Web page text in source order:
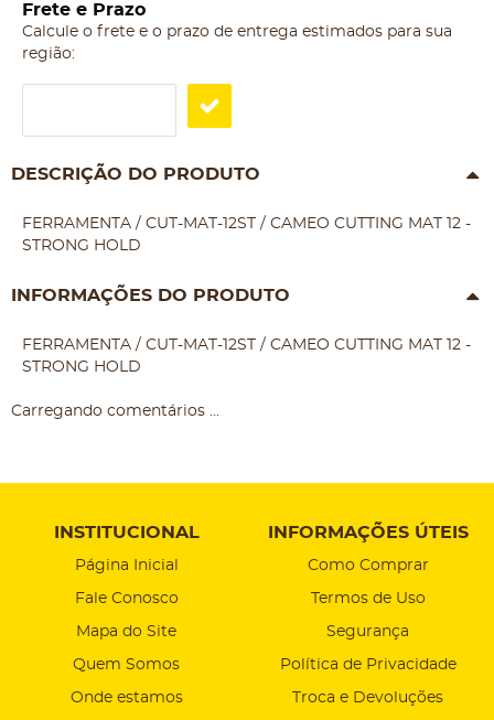
Frete e Prazo
Calcule o frete e o prazo de entrega estimados para sua
região:
DESCRIÇÃO DO PRODUTO
FERRAMENTA / CUT-MAT-12ST / CAMEO CUTTING MAT 12 -
STRONG HOLD
INFORMAÇÕES DO PRODUTO
FERRAMENTA / CUT-MAT-12ST / CAMEO CUTTING MAT 12 -
STRONG HOLD
Carregando comentários ...
INSTITUCIONAL
Página Inicial
Fale Conosco
Mapa do Site
Quem Somos
Onde estamos
INFORMAÇÕES ÚTEIS
Como Comprar
Termos de Uso
Segurança
Política de Privacidade
Troca e Devoluções